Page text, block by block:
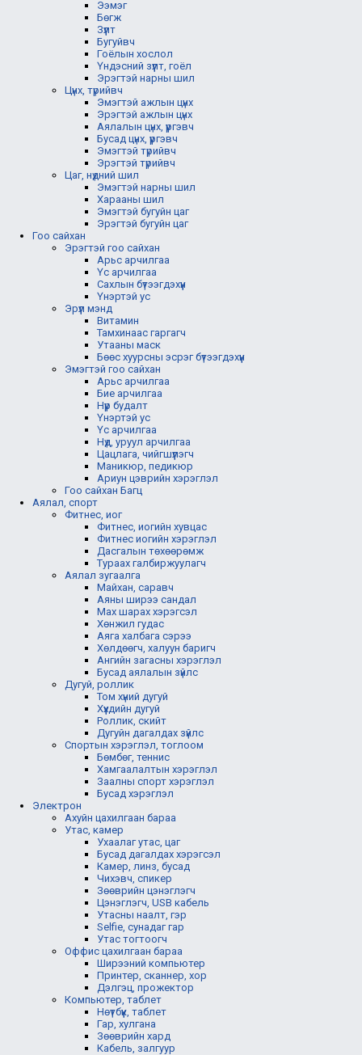
Ээмэг
Бөгж
Зүүлт
Бугуйвч
Гоёлын хослол
Үндэсний зүүлт, гоёл
Эрэгтэй нарны шил
Цүнх, түрийвч
Эмэгтэй ажлын цүнх
Эрэгтэй ажлын цүнх
Аялалын цүнх, үүргэвч
Бусад цүнх, үүргэвч
Эмэгтэй түрийвч
Эрэгтэй түрийвч
Цаг, нүдний шил
Эмэгтэй нарны шил
Харааны шил
Эмэгтэй бугуйн цаг
Эрэгтэй бугуйн цаг
Гоо сайхан
Эрэгтэй гоо сайхан
Арьс арчилгаа
Үс арчилгаа
Сахлын бүтээгдэхүүн
Үнэртэй ус
Эрүүл мэнд
Витамин
Тамхинаас гаргагч
Утааны маск
Бөөс хуурсны эсрэг бүтээгдэхүүн
Эмэгтэй гоо сайхан
Арьс арчилгаа
Бие арчилгаа
Нүүр будалт
Үнэртэй ус
Үс арчилгаа
Нүд, уруул арчилгаа
Цацлага, чийгшүүлэгч
Маникюр, педикюр
Ариун цэврийн хэрэглэл
Гоо сайхан Багц
Аялал, спорт
Фитнес, иог
Фитнес, иогийн хувцас
Фитнес иогийн хэрэглэл
Дасгалын төхөөрөмж
Тураах галбиржуулагч
Аялал зугаалга
Майхан, саравч
Аяны ширээ сандал
Мах шарах хэрэгсэл
Хөнжил гудас
Аяга халбага сэрээ
Хөлдөөгч, халуун баригч
Ангийн загасны хэрэглэл
Бусад аялалын зүйлс
Дугуй, роллик
Том хүний дугуй
Хүүхдийн дугуй
Роллик, скийт
Дугуйн дагалдах зүйлс
Спортын хэрэглэл, тоглоом
Бөмбөг, теннис
Хамгаалалтын хэрэглэл
Заалны спорт хэрэглэл
Бусад хэрэглэл
Электрон
Ахуйн цахилгаан бараа
Утас, камер
Ухаалаг утас, цаг
Бусад дагалдах хэрэгсэл
Камер, линз, бусад
Чихэвч, спикер
Зөөврийн цэнэглэгч
Цэнэглэгч, USB кабель
Утасны наалт, гэр
Selfie, сунадаг гар
Утас тогтоогч
Оффис цахилгаан бараа
Ширээний компьютер
Принтер, сканнер, хор
Дэлгэц, прожектор
Компьютер, таблет
Нөүтбүүк, таблет
Гар, хулгана
Зөөврийн хард
Кабель, залгуур